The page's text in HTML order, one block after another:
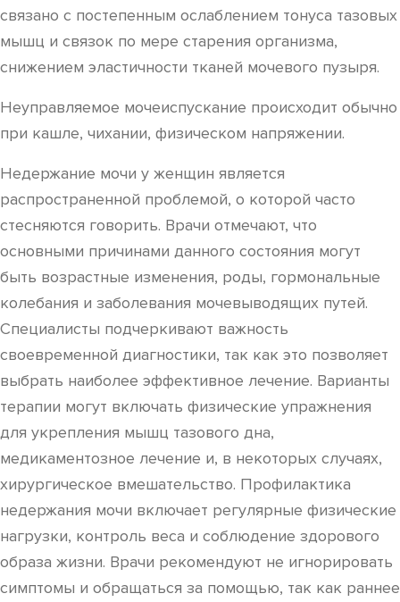
связано с постепенным ослаблением тонуса тазовых
мышц и связок по мере старения организма,
снижением эластичности тканей мочевого пузыря.
Неуправляемое мочеиспускание происходит обычно
при кашле, чихании, физическом напряжении.
Недержание мочи у женщин является
распространенной проблемой, о которой часто
стесняются говорить. Врачи отмечают, что
основными причинами данного состояния могут
быть возрастные изменения, роды, гормональные
колебания и заболевания мочевыводящих путей.
Специалисты подчеркивают важность
своевременной диагностики, так как это позволяет
выбрать наиболее эффективное лечение. Варианты
терапии могут включать физические упражнения
для укрепления мышц тазового дна,
медикаментозное лечение и, в некоторых случаях,
хирургическое вмешательство. Профилактика
недержания мочи включает регулярные физические
нагрузки, контроль веса и соблюдение здорового
образа жизни. Врачи рекомендуют не игнорировать
симптомы и обращаться за помощью, так как раннее